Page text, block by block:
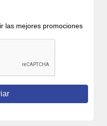
las mejores promociones